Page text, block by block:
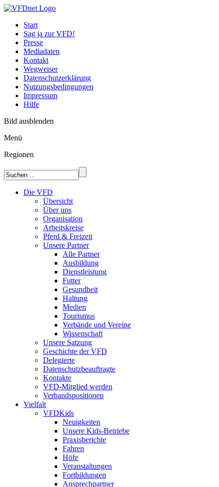
Start
Sag ja zur VFD!
Presse
Mediadaten
Kontakt
Wegweiser
Datenschutzerklärung
Nutzungsbedingungen
Impressum
Hilfe
Bild ausblenden
Menü
Regionen
Die VFD
Übersicht
Über uns
Organisation
Arbeitskreise
Pferd & Freizeit
Unsere Partner
Alle Partner
Ausbildung
Dienstleistung
Futter
Gesundheit
Haltung
Medien
Tourismus
Verbände und Vereine
Wissenschaft
Unsere Satzung
Geschichte der VFD
Delegierte
Datenschutzbeauftragte
Kontakte
VFD-Mitglied werden
Verbandspositionen
Vielfalt
VFDKids
Neuigkeiten
Unsere Kids-Betriebe
Praxisberichte
Fahren
Höfe
Veranstaltungen
Fortbildungen
Ansprechpartner